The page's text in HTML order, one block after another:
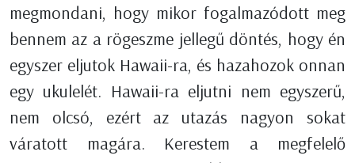
megmondani, hogy mikor fogalmazódott meg
bennem az a rögeszme jellegű döntés, hogy én
egyszer eljutok Hawaii-ra, és hazahozok onnan
egy ukulelét. Hawaii-ra eljutni nem egyszerű,
nem olcsó, ezért az utazás nagyon sokat
váratott magára. Kerestem a megfelelő